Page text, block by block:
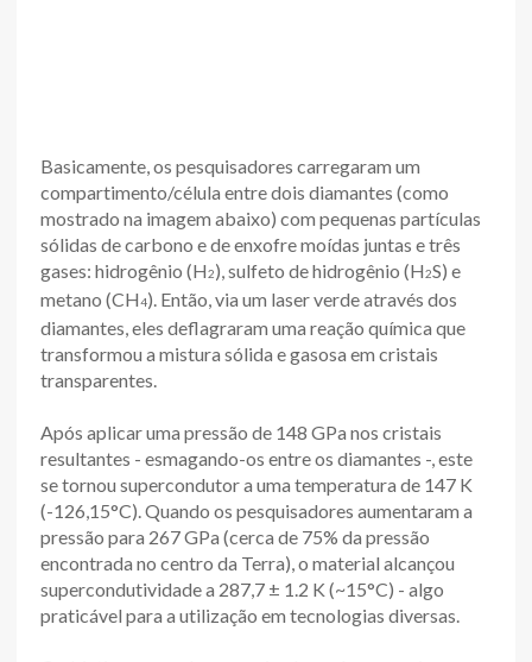
Basicamente, os pesquisadores carregaram um
compartimento/célula entre dois diamantes (como
mostrado na imagem abaixo) com pequenas partículas
sólidas de carbono e de enxofre moídas juntas e três
gases: hidrogênio (H2), sulfeto de hidrogênio (H2S) e
metano (CH4). Então, via um laser verde através dos
diamantes, eles deflagraram uma reação química que
transformou a mistura sólida e gasosa em cristais
transparentes.
Após aplicar uma pressão de 148 GPa nos cristais
resultantes - esmagando-os entre os diamantes -, este
se tornou supercondutor a uma temperatura de 147 K
(-126,15°C). Quando os pesquisadores aumentaram a
pressão para 267 GPa (cerca de 75% da pressão
encontrada no centro da Terra), o material alcançou
supercondutividade a 287,7 ± 1.2 K (~15°C) - algo
praticável para a utilização em tecnologias diversas.